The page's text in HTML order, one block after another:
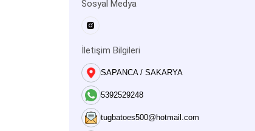
Sosyal Medya
İletişim Bilgileri
SAPANCA / SAKARYA
5392529248
tugbatoes500@hotmail.com